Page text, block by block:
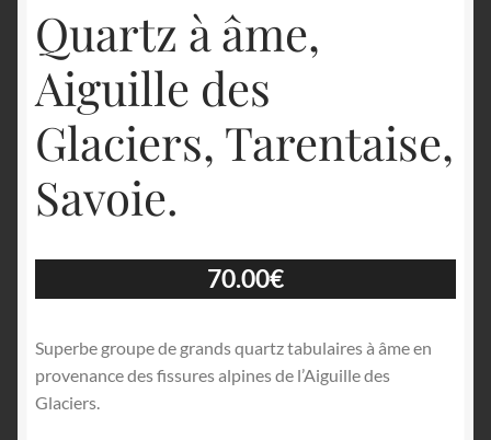
Quartz à âme,
Aiguille des
Glaciers, Tarentaise,
Savoie.
70.00€
Superbe groupe de grands quartz tabulaires à âme en
provenance des fissures alpines de l’Aiguille des
Glaciers.